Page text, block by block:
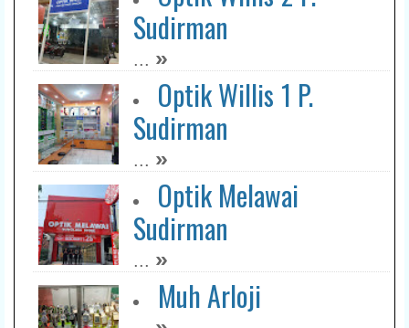
Sudirman
... »
Optik Willis 1 P.
Sudirman
... »
Optik Melawai
Sudirman
... »
Muh Arloji